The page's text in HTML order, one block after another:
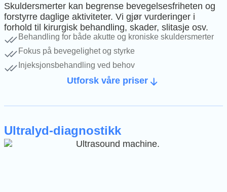
Skuldersmerter kan begrense bevegelsesfriheten og
forstyrre daglige aktiviteter. Vi gjør vurderinger i
forhold til kirurgisk behandling, skader, slitasje osv.
Behandling for både akutte og kroniske skuldersmerter
Fokus på bevegelighet og styrke
Injeksjonsbehandling ved behov
Utforsk våre priser
Ultralyd-diagnostikk